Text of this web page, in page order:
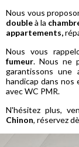
Nous vous
doubleà la
appartements,
Nous vous
fumeur. Nous ne
garantissons une
handicap dans
avec WC PMR.
N'hésitez plus,
Chinon, réservez